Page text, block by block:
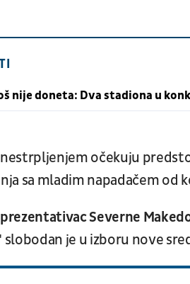
nije doneta: Dva stadiona u
nestrpljenjem očekuju
sa mladim napadačem od
Severne
slobodan je u izboru nove